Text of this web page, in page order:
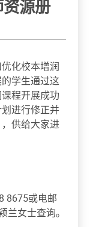
源册
化校本增润
学⽣通过这
程开展成功
进⾏修正并
供给⼤家进
8675或电邮
兰⼥⼠查询。